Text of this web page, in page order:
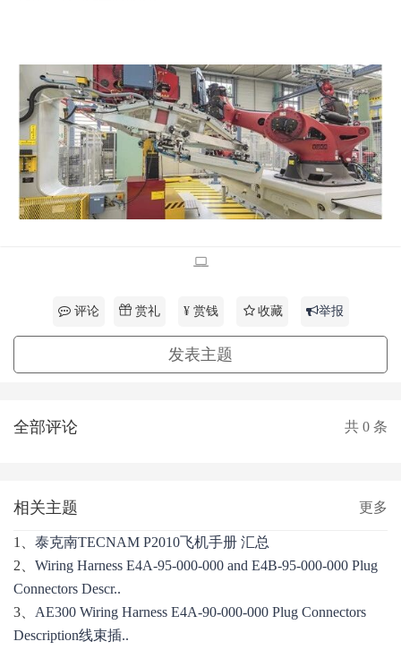
评论 赏礼 ¥ 赏钱 收藏 举报
发表主题
全部评论 共 0 条
相关主题 更多
1、 泰克南TECNAM P2010飞机手册 汇总
2、 Wiring Harness E4A-95-000-000 and E4B-95-000-000 Plug
Connectors Descr..
3、 AE300 Wiring Harness E4A-90-000-000 Plug Connectors
Description线束插..